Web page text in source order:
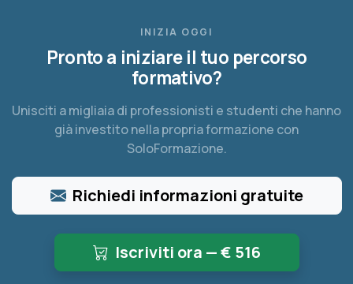
INIZIA OGGI
Pronto a iniziare il tuo percorso
formativo?
Unisciti a migliaia di professionisti e studenti che hanno
già investito nella propria formazione con
SoloFormazione.
Richiedi informazioni gratuite
Iscriviti ora — € 516